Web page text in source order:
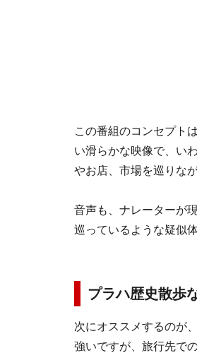
この番組のコンセプト
い滑らかな映像で、い
やお店、市場を巡りな
音声も、ナレーターが
巡っているような疑似
プラハ歴史散歩
次にオススメするのが
強いですが、旅行先で